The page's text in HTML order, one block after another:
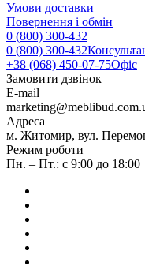
Умови доставки
Повернення і обмін
0 (800) 300-432
0 (800) 300-432
+38 (068) 450-07-75Офіс
Замовити дзвінок
E-mail
Адреса
м. Житомир, вул.
Режим роботи
Пн. – Пт.: с 9:00 до 18:00